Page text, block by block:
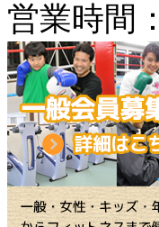
営業時間